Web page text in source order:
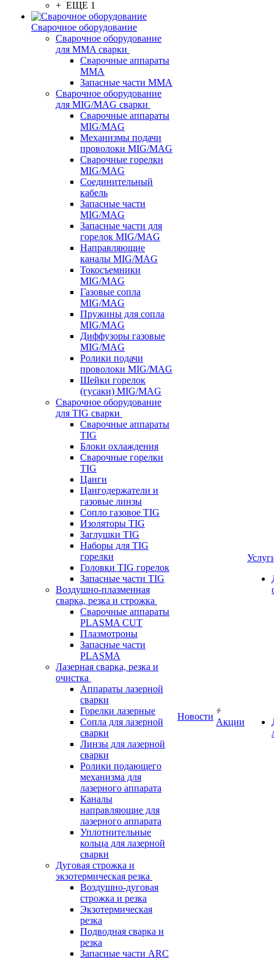
+ ЕЩЕ 1
Сварочное оборудование
Сварочное оборудование
для MMA сварки
Сварочные аппараты
MMA
Запасные части MMA
Сварочное оборудование
для MIG/MAG сварки
Сварочные аппараты
MIG/MAG
Механизмы подачи
проволоки MIG/MAG
Сварочные горелки
MIG/MAG
Соединительный
кабель
Запасные части
MIG/MAG
Запасные части для
горелок MIG/MAG
Направляющие
каналы MIG/MAG
Токосъемники
MIG/MAG
Газовые сопла
MIG/MAG
Пружины для сопла
MIG/MAG
Диффузоры газовые
MIG/MAG
Ролики подачи
проволоки MIG/MAG
Шейки горелок
(гусаки) MIG/MAG
Сварочное оборудование
для TIG сварки
Сварочные аппараты
TIG
Блоки охлаждения
Сварочные горелки
TIG
Цанги
Цангодержатели и
газовые линзы
Сопло газовое TIG
Изоляторы TIG
Заглушки TIG
Наборы для TIG
горелки
Головки TIG горелок
Запасные части TIG
Воздушно-плазменная
сварка, резка и строжка
Сварочные аппараты
PLASMA CUT
Плазмотроны
Запасные части
PLASMA
Лазерная сварка, резка и
очистка
Аппараты лазерной
сварки
Горелки лазерные
Сопла для лазерной
сварки
Линзы для лазерной
сварки
Ролики подающего
механизма для
лазерного аппарата
Каналы
направляющие для
лазерного аппарата
Уплотнительные
кольца для лазерной
сварки
Дуговая строжка и
экзотермическая резка
Воздушно-дуговая
строжка и резка
Экзотермическая
резка
Подводная сварка и
резка
Запасные части ARC
Новости
Акции